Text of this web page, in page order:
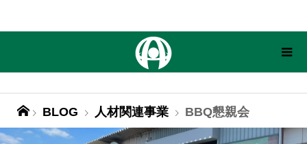
BLOG 人材関連事業 BBQ懇親会